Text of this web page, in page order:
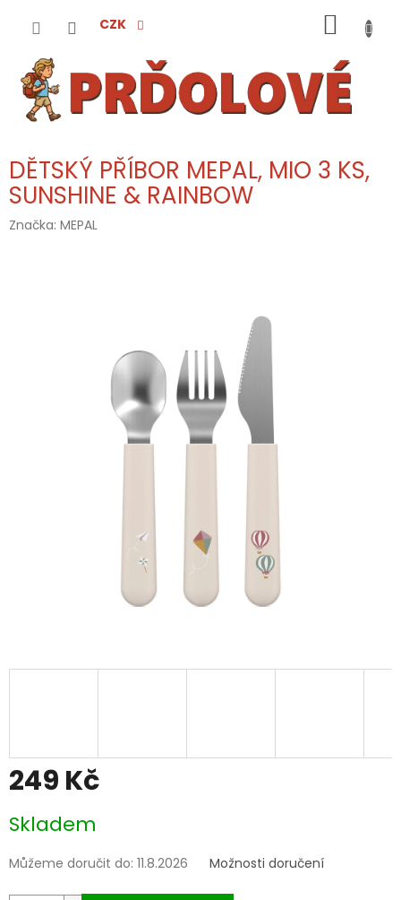
CZK
KOŠÍK
DĚTSKÝ PŘÍBOR MEPAL, MIO 3 KS,
SUNSHINE & RAINBOW
Značka: MEPAL
249 Kč
cena:
Skladem
Můžeme doručit do: 11.8.2026 Možnosti doručení